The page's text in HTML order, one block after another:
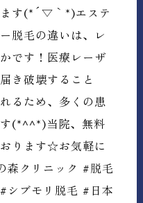
ます(*´▽｀*)エステ
脱毛の違いは、レ
です！医療レーザ
き破壊すること
るため、多くの患
(*^^*)当院、無料
ります☆お気軽に
森クリニック #脱毛
シブモリ脱毛 #日本